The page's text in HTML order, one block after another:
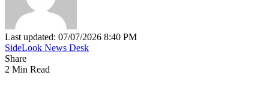
Last updated: 07/07/2026 8:40 PM
SideLook News Desk
Share
2 Min Read